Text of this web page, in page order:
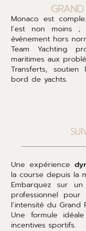
Monaco est
l’est non moins ;
événement hors
Team Yachting
maritimes aux
Transferts,
bord de yachts.
Une expérience
la course depuis la
Embarquez sur un
professionnel
l’intensité du
Une formule
incentives sportifs.